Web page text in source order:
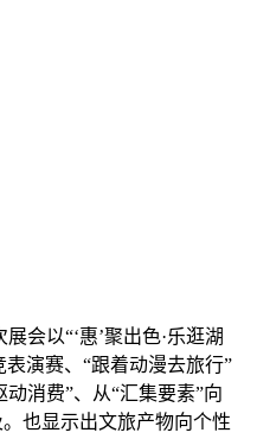
会以“‘惠’聚出色·乐逛湖
演赛、“跟着动漫去旅行”
消费”、从“汇集要素”向
也显示出文旅产物向个性